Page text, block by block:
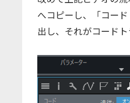
へコピーし、「コー
出し、それがコードト